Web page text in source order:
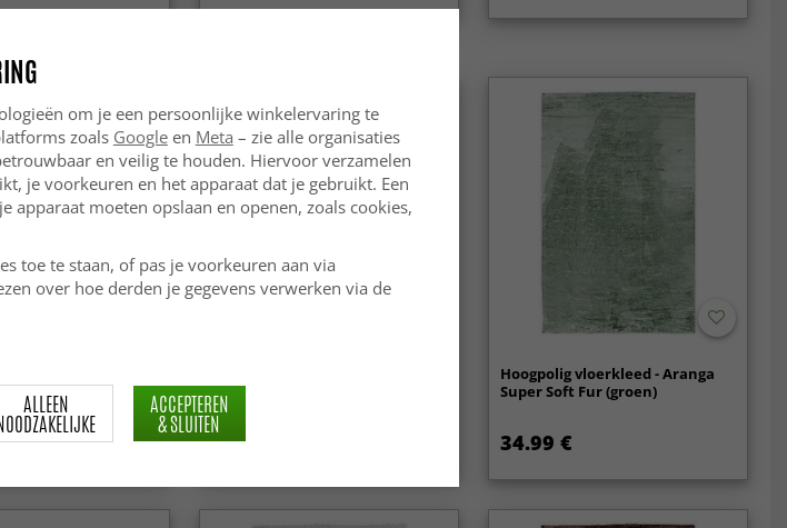
(groen)
Vloerkleed - Aranga Super Soft
Fur (bruin)
49.99 €
Hoogpolig vloerkleed - Aranga
Super Soft Fur (groen)
34.99 €
om je een persoonlijke winkelervaring te
zoals Googleen Meta – zie alle organisaties
en veilig te houden. Hiervoor verzamelen
je voorkeuren en het apparaat dat je gebruikt. Een
moeten opslaan en openen, zoals cookies,
toe te staan, of pas je voorkeuren aan via
over hoe derden je gegevens verwerken via de
ALLEEN ACCEPTEREN
& SLUITEN